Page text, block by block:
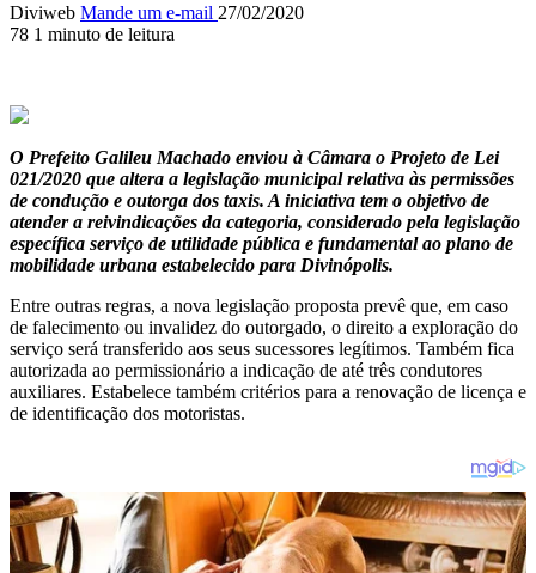
Diviweb Mande um e-mail 27/02/2020
78 1 minuto de leitura
O Prefeito Galileu Machado enviou à Câmara o Projeto de Lei
021/2020 que altera a legislação municipal relativa às permissões
de condução e outorga dos taxis. A iniciativa tem o objetivo de
atender a reivindicações da categoria, considerado pela legislação
específica serviço de utilidade pública e fundamental ao plano de
mobilidade urbana estabelecido para Divinópolis.
Entre outras regras, a nova legislação proposta prevê que, em caso
de falecimento ou invalidez do outorgado, o direito a exploração do
serviço será transferido aos seus sucessores legítimos. Também fica
autorizada ao permissionário a indicação de até três condutores
auxiliares. Estabelece também critérios para a renovação de licença e
de identificação dos motoristas.